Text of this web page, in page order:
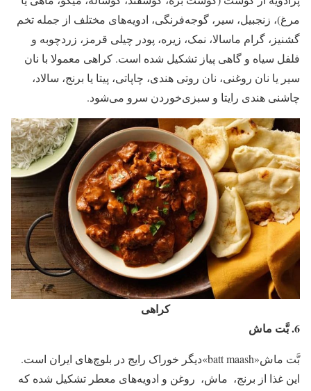
مرغ)، زنجبیل، سیر، گوجه‌فرنگی، ادویه‌های مختلف از جمله تخم
گشنیز، گرام ماسالا، نمک، زیره، پودر چیلی قرمز، زردچوبه و
فلفل سیاه و گاهی پیاز تشکیل شده است. کراهی معمولا با نان
سیر یا نان روغنی، نان روتی هندی، چاپاتی، پیتا یا برنج، سالاد،
چاشنی هندی رایتا و سبزی‌خوردن سرو می‌شود.
کراهی
6. بَّت ماش
بَّت ماش«batt maash»دیگر خوراک رایج در بلوچ‌های ایران است.
این غذا از برنج، ‌ ماش، ‌ روغن و ادویه‌های معطر تشکیل شده که